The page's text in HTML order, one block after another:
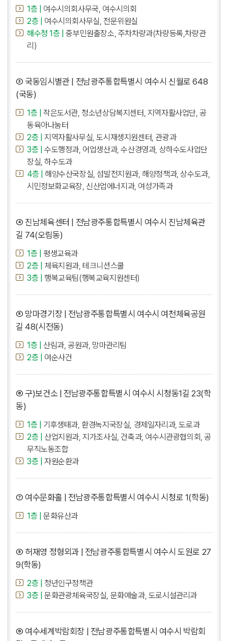
1층 |
여수시의회사무국, 여수시의회
2층 |
여수시의회사무실, 전문위원실
해수청 1층 |
중부민원출장소, 주차차량과(차량등록,차량관
리)
③ 국동임시별관 | 전남광주통합특별시 여수시 신월로 648
(국동)
1층 |
작은도서관, 청소년상담복지센터, 지역자활사업단, 공
동육아나눔터
2층 |
지역자활사무실, 도시재생지원센터, 관광과
3층 |
수도행정과, 어업생산과, 수산경영과, 상하수도사업단
장실, 하수도과
4층 |
해양수산국장실, 섬발전지원과, 해양정책과, 상수도과,
시민정보화교육장, 신산업에너지과, 여성가족과
④ 진남체육센터 | 전남광주통합특별시 여수시 진남체육관
길 74(오림동)
1층 |
평생교육과
2층 |
체육지원과, 테크니션스쿨
3층 |
행복교육팀(행복교육지원센터)
⑤ 망마경기장 | 전남광주통합특별시 여수시 여천체육공원
길 48(시전동)
1층 |
산림과, 공원과, 망마관리팀
2층 |
여순사건
⑥ 구)보건소 | 전남광주통합특별시 여수시 시청동1길 23(학
동)
1층 |
기후생태과, 환경녹지국장실, 경제일자리과, 도로과
2층 |
산업지원과, 지가조사실, 건축과, 여수시관광협의회, 공
무직노동조합
3층 |
자원순환과
⑦ 여수문화홀 | 전남광주통합특별시 여수시 시청로 1(학동)
1층 | 문화유산과
⑧ 허재영 정형외과 | 전남광주통합특별시 여수시 도원로 27
9(학동)
2층 |
청년인구정책관
3층 |
문화관광체육국장실, 문화예술과, 도로시설관리과
⑨ 여수세계박람회장 | 전남광주통합특별시 여수시 박람회